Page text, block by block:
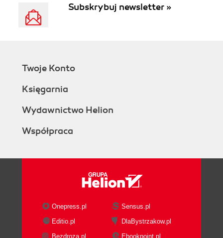
Subskrybuj newsletter »
Twoje Konto
Księgarnia
Wydawnictwo Helion
Współpraca
Onepress.pl
Sensus.pl
Editio.pl
DlaBystrzakow.pl
Bezdroza.pl
Ebookpoint.pl